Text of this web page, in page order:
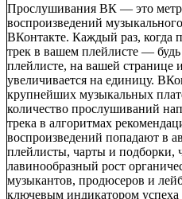
Прослушивания ВК — это
воспроизведений
ВКонтакте. Каждый раз, когда
трек в вашем плейлисте —
плейлисте, на вашей странице
увеличивается на единицу.
крупнейших музыкальных
количество прослушиваний
трека в алгоритмах
воспроизведений попадают в
плейлисты, чарты и подборки,
лавинообразный рост
музыкантов, продюсеров и
ключевым индикатором успеха